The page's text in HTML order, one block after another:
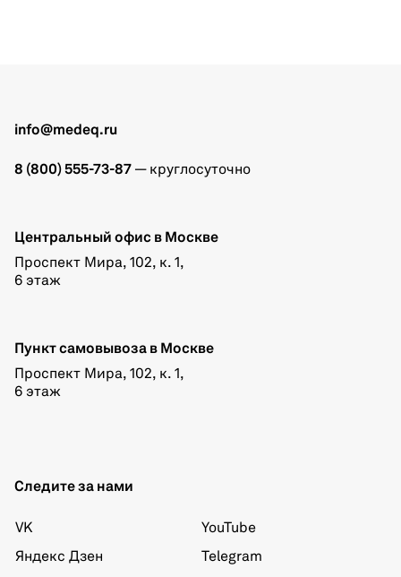
info@medeq.ru
8 (800) 555-73-87 — круглосуточно
Центральный офис в Москве
Проспект Мира, 102, к. 1,
6 этаж
Пункт самовывоза в Москве
Проспект Мира, 102, к. 1,
6 этаж
Следите за нами
VK
Яндекс Дзен
YouTube
Telegram